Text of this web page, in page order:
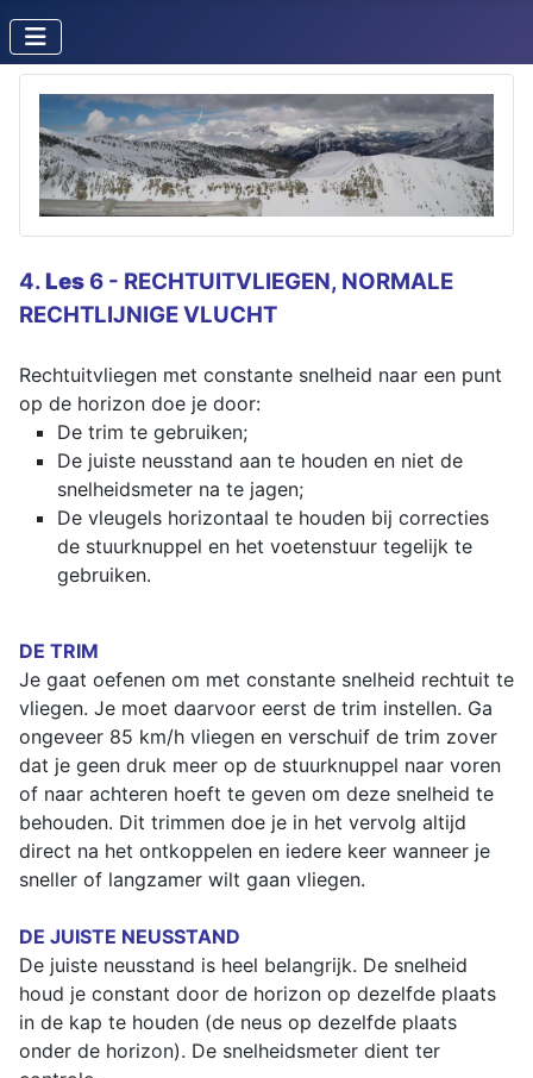
4.Les 6 - RECHTUITVLIEGEN, NORMALE
RECHTLIJNIGE VLUCHT
Rechtuitvliegen met constante snelheid naar een punt
op de horizon doe je door:
De trim te gebruiken;
De juiste neusstand aan te houden en niet de
snelheidsmeter na te jagen;
De vleugels horizontaal te houden bij correcties
de stuurknuppel en het voetenstuur tegelijk te
gebruiken.
DE TRIM
Je gaat oefenen om met constante snelheid rechtuit te
vliegen. Je moet daarvoor eerst de trim instellen. Ga
ongeveer 85 km/h vliegen en verschuif de trim zover
dat je geen druk meer op de stuurknuppel naar voren
of naar achteren hoeft te geven om deze snelheid te
behouden. Dit trimmen doe je in het vervolg altijd
direct na het ontkoppelen en iedere keer wanneer je
sneller of langzamer wilt gaan vliegen.
DE JUISTE NEUSSTAND
De juiste neusstand is heel belangrijk. De snelheid
houd je constant door de horizon op dezelfde plaats
in de kap te houden (de neus op dezelfde plaats
onder de horizon). De snelheidsmeter dient ter